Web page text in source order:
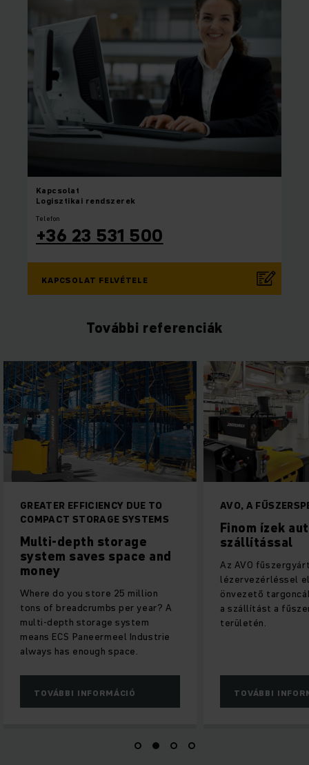
Kapcsolat
Logisztikai rendszerek
Telefon
+36 23 531 500
KAPCSOLAT FELVÉTELE
További referenciák
EFFICIENCY DUE TO
STORAGE SYSTEMS
depth storage
saves space and
do you store 25 million
of breadcrumbs per year? A
depth storage system
ECS Paneermeel Industrie
has enough space.
INFORMÁCIÓ
AVO, A
Finom ízek
szállítással
Az AVO fűszergyártó
lézervezérléssel
önvezető targoncák
a szállítást a fűszerek
területén.
TOVÁBBI INFORMÁCIÓ